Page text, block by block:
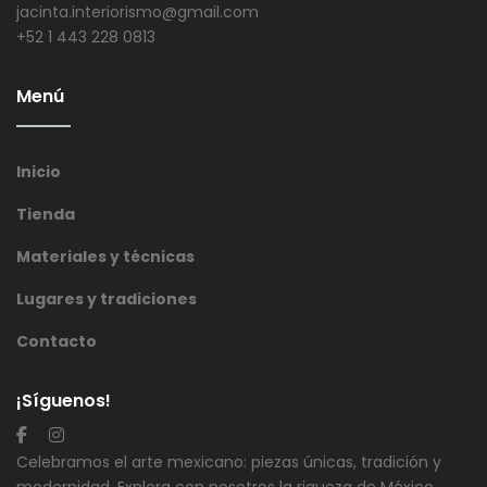
jacinta.interiorismo@gmail.com
+52 1 443 228 0813
Menú
Inicio
Tienda
Materiales y técnicas
Lugares y tradiciones
Contacto
¡Síguenos!
Celebramos el arte mexicano: piezas únicas, tradición y